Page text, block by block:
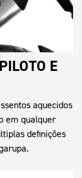
E
aquecidos
em qualquer
definições